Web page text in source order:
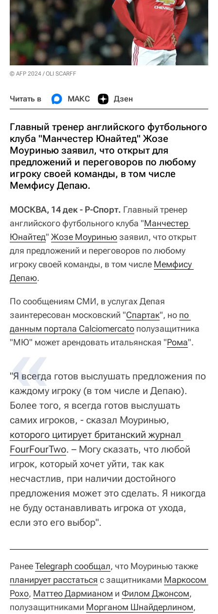
© AFP 2024 / OLI SCARFF
Читать в МАКС Дзен
Главный тренер английского футбольного
клуба "Манчестер Юнайтед" Жозе
Моуринью заявил, что открыт для
предложений и переговоров по любому
игроку своей команды, в том числе
Мемфису Депаю.
МОСКВА, 14 дек - Р-Спорт. Главный тренер
английского футбольного клуба "Манчестер
Юнайтед" Жозе Моуриньюзаявил, что открыт
для предложений и переговоров по любому
игроку своей команды, в том числе Мемфису
Депаю.
По сообщениям СМИ, в услугах Депая
заинтересован московский "Спартак", но по
данным портала Сalciomercato полузащитника
"МЮ" может арендовать итальянская "Рома".
"Я всегда готов выслушать предложения по
каждому игроку (в том числе и Депаю).
Более того, я всегда готов выслушать
самих игроков, - сказал Моуринью,
которого цитирует британский журнал
FourFourTwo. – Могу сказать, что любой
игрок, который хочет уйти, так как
несчастлив, при наличии достойного
предложения может это сделать. Я никогда
не буду останавливать игрока от ухода,
если это его выбор".
РанееTelegraph сообщал, что Моуринью также
планирует расстаться с защитниками Маркосом
Рохо, Маттео Дармианом и Филом Джонсом,
полузащитниками Морганом Шнайдерлином,